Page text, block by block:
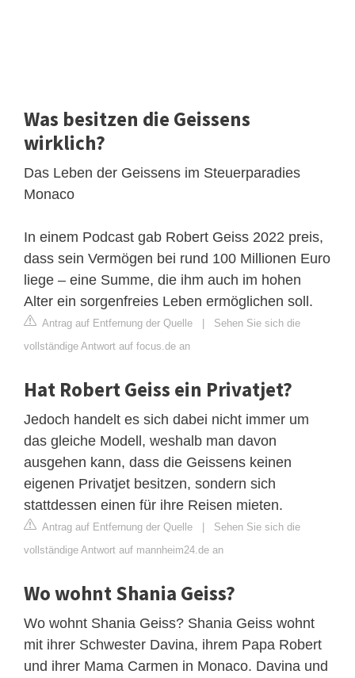
Was besitzen die Geissens
wirklich?
Das Leben der Geissens im Steuerparadies
Monaco
In einem Podcast gab Robert Geiss 2022 preis,
dass sein Vermögen bei rund 100 Millionen Euro
liege – eine Summe, die ihm auch im hohen
Alter ein sorgenfreies Leben ermöglichen soll.
Antrag auf Entfernung der Quelle | Sehen Sie sich die
vollständige Antwort auf focus.de an
Hat Robert Geiss ein Privatjet?
Jedoch handelt es sich dabei nicht immer um
das gleiche Modell, weshalb man davon
ausgehen kann, dass die Geissens keinen
eigenen Privatjet besitzen, sondern sich
stattdessen einen für ihre Reisen mieten.
Antrag auf Entfernung der Quelle | Sehen Sie sich die
vollständige Antwort auf mannheim24.de an
Wo wohnt Shania Geiss?
Wo wohnt Shania Geiss? Shania Geiss wohnt
mit ihrer Schwester Davina, ihrem Papa Robert
und ihrer Mama Carmen in Monaco. Davina und